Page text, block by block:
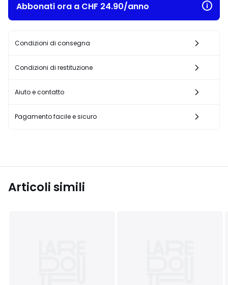
Abbonati ora a CHF 24.90/anno
Condizioni di consegna
Condizioni di restituzione
Aiuto e contatto
Pagamento facile e sicuro
Articoli simili